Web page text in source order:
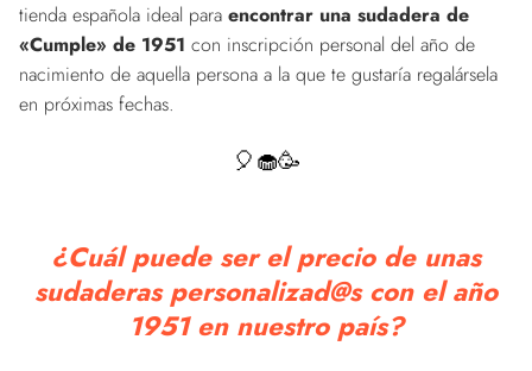
tienda española ideal para encontrar una sudadera de
«Cumple» de 1951 con inscripción personal del año de
nacimiento de aquella persona a la que te gustaría regalársela
en próximas fechas.
🎈🧁🥳
¿Cuál puede ser el precio de unas
sudaderas personalizad@s con el año
1951 en nuestro país?